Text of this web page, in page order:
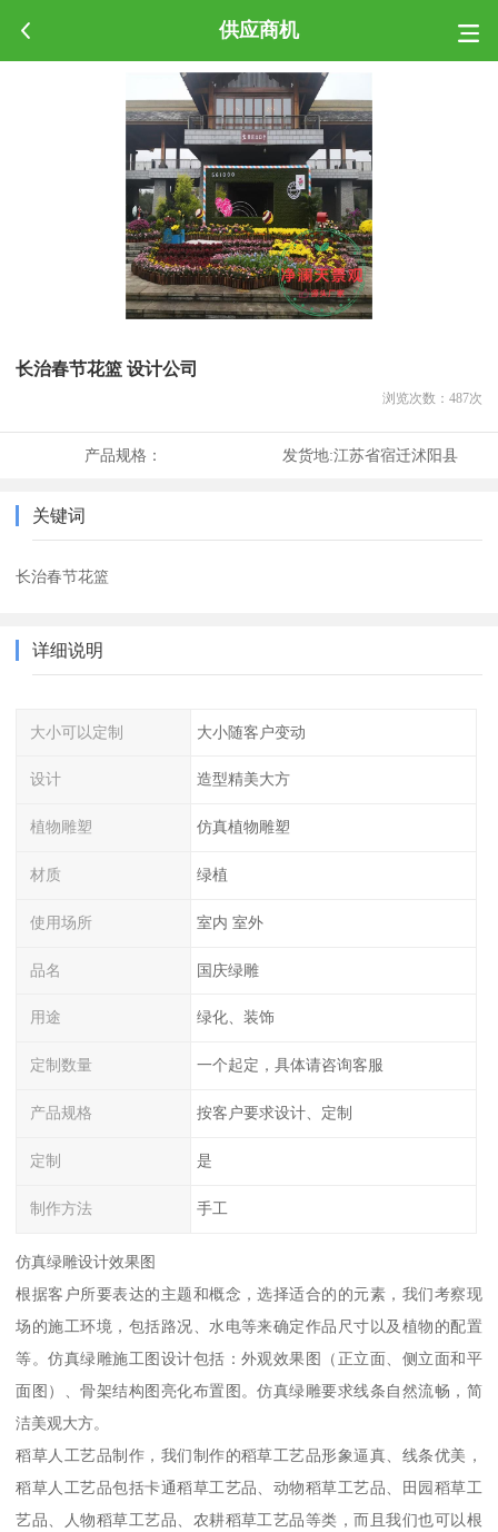
供应商机
长治春节花篮 设计公司
浏览次数： 487次
产品规格： 发货地:江苏省宿迁沭阳县
关键词
长治春节花篮
详细说明
大小可以定制 大小随客户变动
设计 造型精美大方
植物雕塑 仿真植物雕塑
材质 绿植
使用场所 室内 室外
品名 国庆绿雕
用途 绿化、装饰
定制数量 一个起定，具体请咨询客服
产品规格 按客户要求设计、定制
定制 是
制作方法 手工
仿真绿雕设计效果图
根据客户所要表达的主题和概念，选择适合的的元素，我们考察现
场的施工环境，包括路况、水电等来确定作品尺寸以及植物的配置
等。仿真绿雕施工图设计包括：外观效果图（正立面、侧立面和平
面图）、骨架结构图亮化布置图。仿真绿雕要求线条自然流畅，简
洁美观大方。
稻草人工艺品制作，我们制作的稻草工艺品形象逼真、线条优美，
稻草人工艺品包括卡通稻草工艺品、动物稻草工艺品、田园稻草工
艺品、人物稻草工艺品、农耕稻草工艺品等类，而且我们也可以根